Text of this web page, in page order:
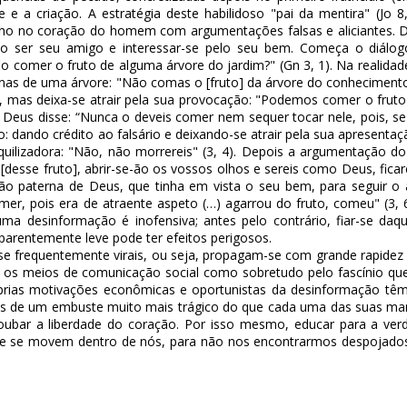
a criação. A estratégia deste habilidoso "pai da mentira" (Jo
no coração do homem com argumentações falsas e aliciantes.
ser seu amigo e interessar-se pelo seu bem. Começa o
comer o fruto de alguma árvore do jardim?" (Gn 3, 1). Na
de uma árvore: "Não comas o [fruto] da árvore do
deixa-se atrair pela sua provocação: "Podemos comer o
disse: “Nunca o deveis comer nem sequer tocar nele, pois,
dando crédito ao falsário e deixando-se atrair pela sua
"Não, não morrereis" (3, 4). Depois a argumentação
fruto], abrir-se-ão os vossos olhos e sereis como Deus,
paterna de Deus, que tinha em vista o seu bem, para seguir o
pois era de atraente aspeto (…) agarrou do fruto, comeu" (3,
desinformação é inofensiva; antes pelo contrário, fiar-se
leve pode ter efeitos perigosos.
frequentemente virais, ou seja, propagam-se com grande
meios de comunicação social como sobretudo pelo fascínio
motivações econômicas e oportunistas da desinformação
um embuste muito mais trágico do que cada uma das suas
a liberdade do coração. Por isso mesmo, educar para a
se movem dentro de nós, para não nos encontrarmos